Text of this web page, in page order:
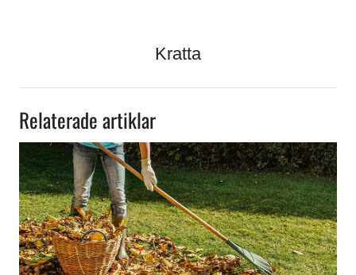
Kratta
Relaterade artiklar